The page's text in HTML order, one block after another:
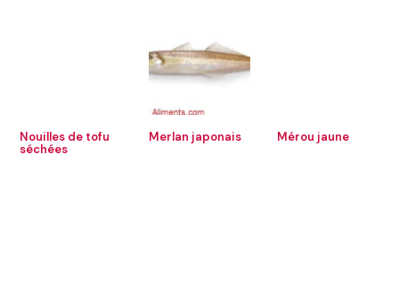
Nouilles de tofu
séchées
Merlan japonais Mérou jaune